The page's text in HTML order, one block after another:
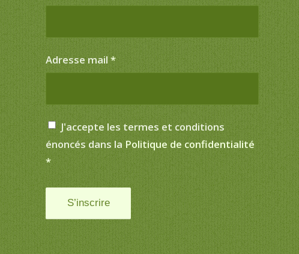
Adresse mail*
J'accepte les termes et conditions
énoncés dans la Politique de confidentialité
*